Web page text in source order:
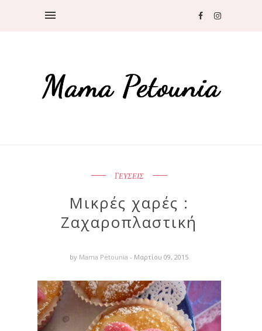
ΓΕΥΣΕΙΣ
Μικρές χαρές :
Ζαχαροπλαστική
by Mama Petounia- Μαρτίου 09, 2015